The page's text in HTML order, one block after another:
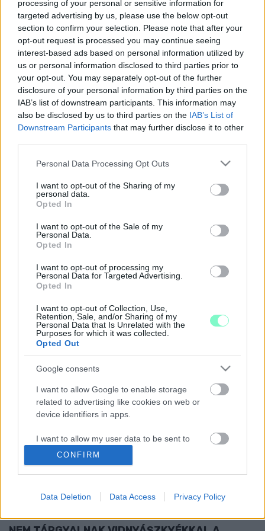
processing of your personal or sensitive information for
targeted advertising by us, please use the below opt-out
section to confirm your selection. Please note that after your
opt-out request is processed you may continue seeing
interest-based ads based on personal information utilized by
us or personal information disclosed to third parties prior to
your opt-out. You may separately opt-out of the further
disclosure of your personal information by third parties on the
IAB’s list of downstream participants. This information may
also be disclosed by us to third parties on the IAB’s List of
Downstream Participants that may further disclose it to other
Please note that this website/app uses one or more Google
not limited to your visit or usage behaviour. You may click to
grant or deny consent to Google and its third-party tags to
use your data for below specified purposes in below Google
consent section.
Personal Data Processing Opt Outs
I want to opt-out of the Sharing of my
personal data.
Opted In
I want to opt-out of the Sale of my
Personal Data.
Opted In
I want to opt-out of processing my
Personal Data for Targeted Advertising.
Opted In
I want to opt-out of Collection, Use,
Retention, Sale, and/or Sharing of my
Personal Data that Is Unrelated with the
Purposes for which it was collected.
Opted Out
Google consents
I want to allow Google to enable storage
related to advertising like cookies on web or
device identifiers in apps.
I want to allow my user data to be sent to
Google for online advertising purposes.
I want to allow Google to send me
related to analytics like cookies on web or
CONFIRM
Data Deletion Data Access Privacy Policy
EGYETEMFOGLALÁSRÓL
2020. december. 01. 18:15
Kíváncsian várjuk a végeredményt.
SZFE: A BLOKÁDOT NEM FELADJUK, HANEM
MAGUNKKAL VISSZÜK!
2020. november. 10. 15:21
Nagy tömeg gyűlt össze Budapesten a Vas utcában az SZFE
bezárása elleni sajtótájékoztatón.
HENDE CSABA EMBERE MAGA ALÁ GYŰRTE A
Feladják a hónapok óta tartó blokádot az SZFE hallgatói
Gábor lövészezredes.
SZOMBATHELY HATÁROZATBAN ÁLL KI AZ
2020. október. 29. 14:33
A Fidesz frakcióvezetője szerint bohócok a színművészetis
„HA ILYEN A MAGYAR IFJÚSÁG, AKKOR VAN
REMÉNY" - TÖBB TÍZEZREN TÜNTETNEK A
2020. október. 23. 17:07
A Műegyetemtől vonult át a tömeg az Uránia mozihoz. Az
egyetemi diákokon kívül a szakszervezetek képviselői is kiálltak
a Színház-és Filmművészeti Egyetem hallgatói mellett.
A SZÍNHÁZ ÉS FILMMŰVÉSZETI EGYETEM
DIÁKOKRA
2020. október. 18. 18:22
“Következménye lesz annak, ha engedély nélkül tartózkodnak
AZ SZFE HALLGATÓK ELUTASÍTJÁK AZ
ÉPÜLETEK KIÜRÍTÉSÉRE IRÁNYULÓ
RENDELKEZÉST
2020. október. 16. 20:43
Az őszi szünetet a tanév eredeti rendje szerint, október 22. és